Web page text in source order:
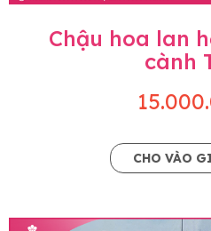
Chậu hoa lan
cành
CHO VÀO